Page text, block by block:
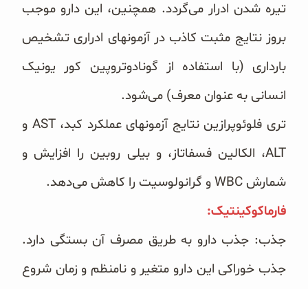
تیره شدن ادرار می‌گردد. ‏همچنین، این دارو موجب
بروز نتایج مثبت کاذب در آزمونهای ادراری تشخیص
بارداری (با استفاده از گونادوتروپین کور ‏یونیک
انسانی به عنوان معرف) می‌شود.
تری فلوئوپرازین نتایج آزمونهای عملکرد کبد، ‏AST‏ و
‏ALT، الکالین فسفاتاز، و بیلی روبین را افزایش و
شمارش ‏WBC‏ ‏و گرانولوسیت را کاهش می‌دهد. ‏
فارماکوکینتیک:‏
جذب: جذب دارو به طریق مصرف آن بستگی دارد.
جذب خوراکی این دارو متغیر و نامنظم و زمان شروع